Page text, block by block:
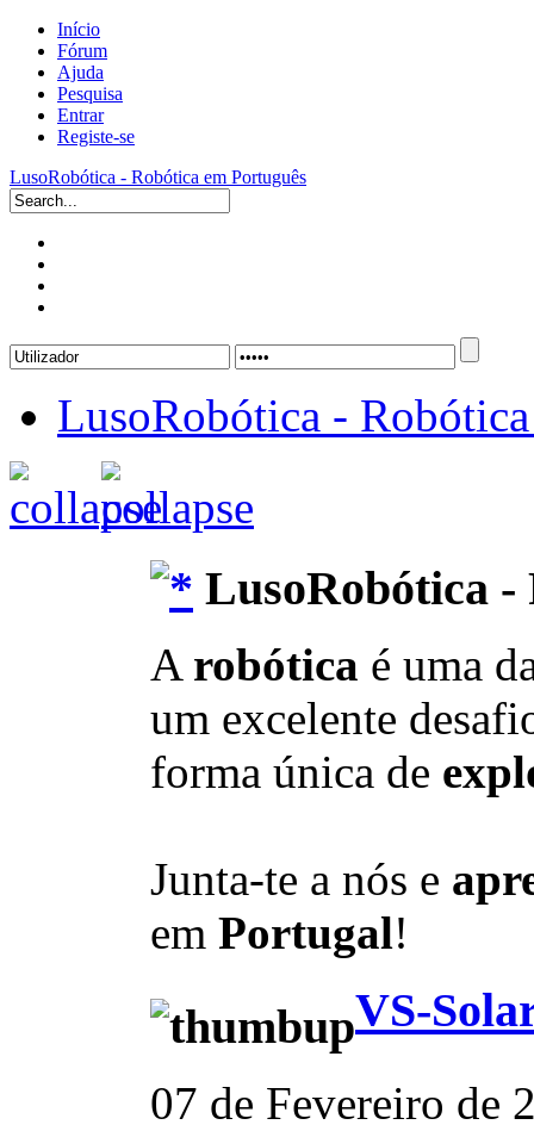
Início
Fórum
Ajuda
Pesquisa
Entrar
Registe-se
LusoRobótica - Robótica em Português
LusoRobótica -
LusoRobótica -
A robótica é uma
um excelente
forma única de
Junta-te a nós e
em Portugal!
VS-
07 de Fevereiro de